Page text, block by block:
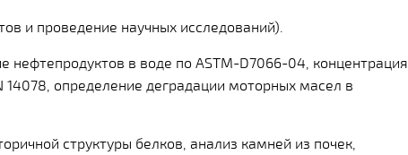
и проведение научных исследований).
нефтепродуктов в воде по ASTM-D7066-04, концентрация
определение деградации моторных масел в
структуры белков, анализ камней из почек,